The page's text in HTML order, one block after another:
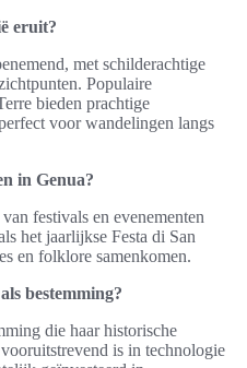
eruit?
met schilderachtige
Populaire
bieden prachtige
voor wandelingen langs
in Genua?
festivals en evenementen
het jaarlijkse Festa di San
en folklore samenkomen.
bestemming?
die haar historische
is in technologie